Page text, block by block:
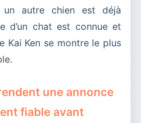
autre chien est déjà
d’un chat est connue et
Kai Ken se montre le plus
une annonce
fiable avant